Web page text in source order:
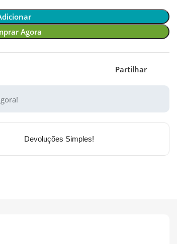
Agora
Partilhar
Devoluções Simples!